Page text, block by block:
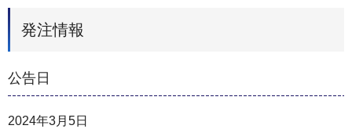
発注情報
公告日
2024年3月5日